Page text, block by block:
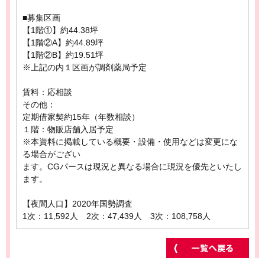
■募集区画
【1階①】約44.38坪
【1階②A】約44.89坪
【1階②B】約19.51坪
※上記の内１区画が調剤薬局予定
賃料：応相談
その他：
定期借家契約15年（年数相談）
１階：物販店舗入居予定
※本資料に掲載している概要・設備・使用などは変更にな
る場合がござい
ます。CGパースは現況と異なる場合に現況を優先といたし
ます。
【夜間人口】2020年国勢調査
1次：11,592人 2次：47,439人 3次：108,758人